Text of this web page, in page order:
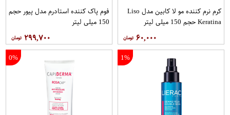
کرم نرم کننده مو لا کابین مدل Liso
Keratina حجم 150 میلی لیتر
۶۰,۰۰۰
فوم پاک کننده استادرم مدل پیور حجم
150 میلی لیتر
۲۹۹,۷۰۰
1%
0%